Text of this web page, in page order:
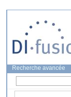
Recherche avancée